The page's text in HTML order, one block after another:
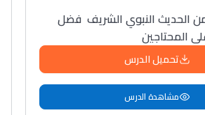
الحديث النبوي الشريف فضل
المحتاجين
تحميل الدرس
مشاهدة الدرس